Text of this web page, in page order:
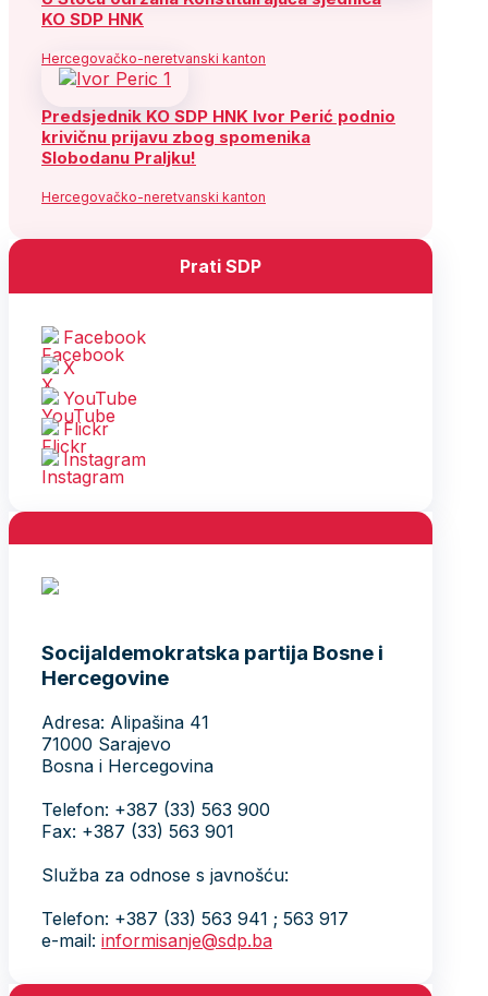
KO SDP HNK
Hercegovačko-neretvanski kanton
Predsjednik KO SDP HNK Ivor Perić podnio
krivičnu prijavu zbog spomenika
Slobodanu Praljku!
Hercegovačko-neretvanski kanton
Prati SDP
Facebook
X
YouTube
Flickr
Instagram
Socijaldemokratska partija Bosne i
Hercegovine
Adresa: Alipašina 41
71000 Sarajevo
Bosna i Hercegovina
Telefon: +387 (33) 563 900
Fax: +387 (33) 563 901
Služba za odnose s javnošću:
Telefon: +387 (33) 563 941 ; 563 917
e-mail: informisanje@sdp.ba